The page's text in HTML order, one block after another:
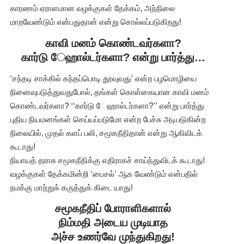
காரணம் ஏராளமான வழக்குகள் தேக்கம், அந்நிலை
மாறவேண்டும் என்பதுதான் என்று சொல்லப்படுகிறது!
காவி மனம் கொண்டவர்களா?
கார்டு ேஹால்டர்களா? என்று பார்த்து…
‘சந்தடி சாக்கில் கந்தப்பொடி தூவுவது’ என்ற பழமொழியை
நினைவுபடுத்துவதுபோல், தங்கள் கொள்கையான காவி மனம்
கொண்டவர்களா? ‘‘கார்டு ேஹால்டர்களா?’’ என்று பார்த்து
புதிய நியமனங்கள் செய்யப்படுமோ என்ற பேச்சு அடிபடுகின்ற
நிலையில், முதல் களப் பலி, சமூகநீதிதான் என்று ஆகிவிடக்
கூடாது!
நியாயத் தராசு சமூகநீதிக்கு எதிராகச் சாய்ந்துவிடக் கூடாது!
வழக்குகள் தேக்கமின்றி ‘பைசல்’ ஆக வேண்டும் என்பதில்
நமக்கு மாற்றுக் கருத்துக் கிடை யாது!
சமூகநீதிப் போராளிகளால்
நிம்மதி அடைய முடியாத
அச்ச உணர்வே முந்துகிறது!